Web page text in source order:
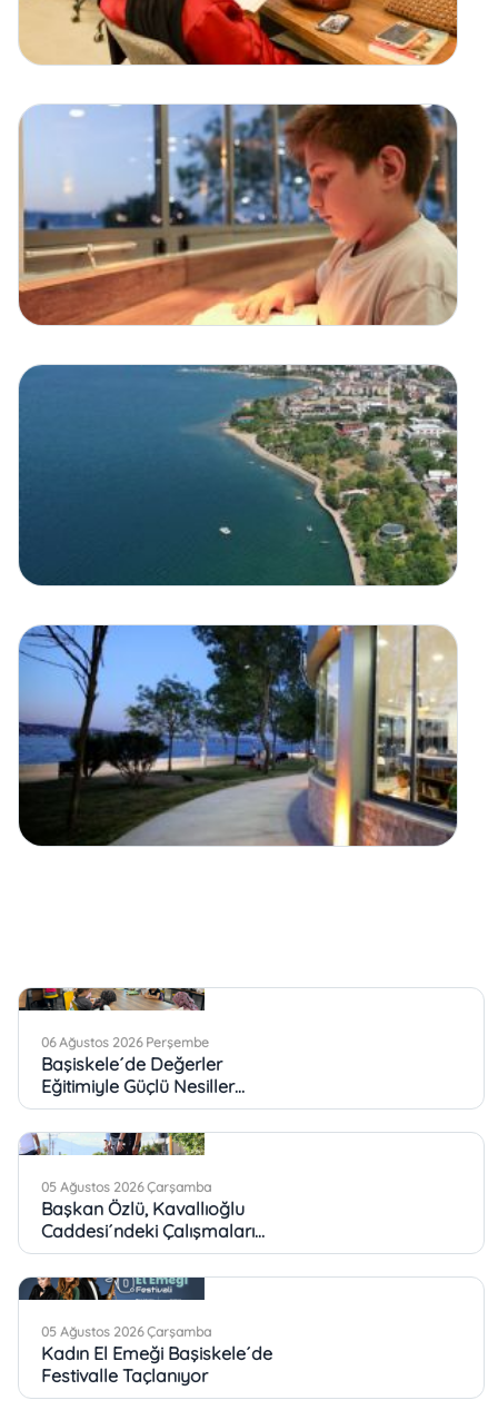
06 Ağustos 2026 Perşembe
Başiskele´de Değerler
Eğitimiyle Güçlü Nesiller
Yetişiyor
05 Ağustos 2026 Çarşamba
Başkan Özlü, Kavallıoğlu
Caddesi´ndeki Çalışmaları
İnceledi
05 Ağustos 2026 Çarşamba
Kadın El Emeği Başiskele´de
Festivalle Taçlanıyor